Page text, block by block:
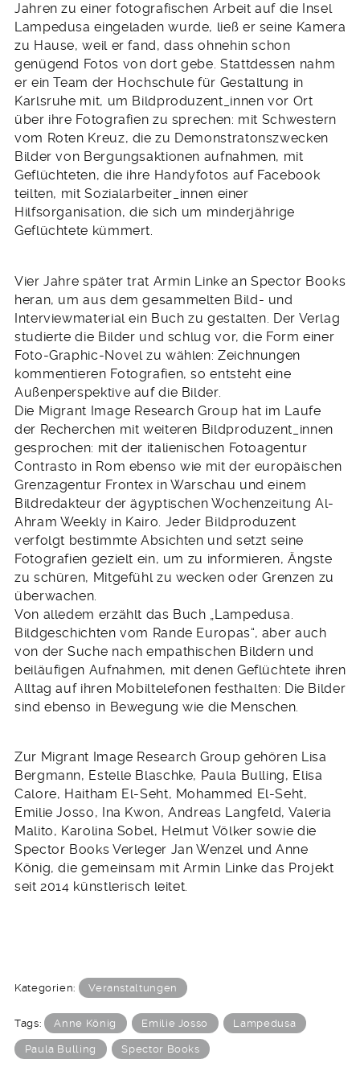
Jahren zu einer fotografischen Arbeit auf die Insel
Lampedusa eingeladen wurde, ließ er seine Kamera
zu Hause, weil er fand, dass ohnehin schon
genügend Fotos von dort gebe. Stattdessen nahm
er ein Team der Hochschule für Gestaltung in
Karlsruhe mit, um Bildproduzent_innen vor Ort
über ihre Fotografien zu sprechen: mit Schwestern
vom Roten Kreuz, die zu Demonstratonszwecken
Bilder von Bergungsaktionen aufnahmen, mit
Geflüchteten, die ihre Handyfotos auf Facebook
teilten, mit Sozialarbeiter_innen einer
Hilfsorganisation, die sich um minderjährige
Geflüchtete kümmert.
Vier Jahre später trat Armin Linke an Spector Books
heran, um aus dem gesammelten Bild- und
Interviewmaterial ein Buch zu gestalten. Der Verlag
studierte die Bilder und schlug vor, die Form einer
Foto-Graphic-Novel zu wählen: Zeichnungen
kommentieren Fotografien, so entsteht eine
Außenperspektive auf die Bilder.
Die Migrant Image Research Group hat im Laufe
der Recherchen mit weiteren Bildproduzent_innen
gesprochen: mit der italienischen Fotoagentur
Contrasto in Rom ebenso wie mit der europäischen
Grenzagentur Frontex in Warschau und einem
Bildredakteur der ägyptischen Wochenzeitung Al-
Ahram Weekly in Kairo. Jeder Bildproduzent
verfolgt bestimmte Absichten und setzt seine
Fotografien gezielt ein, um zu informieren, Ängste
zu schüren, Mitgefühl zu wecken oder Grenzen zu
überwachen.
Von alledem erzählt das Buch „Lampedusa.
Bildgeschichten vom Rande Europas“, aber auch
von der Suche nach empathischen Bildern und
beiläufigen Aufnahmen, mit denen Geflüchtete ihren
Alltag auf ihren Mobiltelefonen festhalten: Die Bilder
sind ebenso in Bewegung wie die Menschen.
Zur Migrant Image Research Group gehören Lisa
Bergmann, Estelle Blaschke, Paula Bulling, Elisa
Calore, Haitham El-Seht, Mohammed El-Seht,
Emilie Josso, Ina Kwon, Andreas Langfeld, Valeria
Malito, Karolina Sobel, Helmut Völker sowie die
Spector Books Verleger Jan Wenzel und Anne
König, die gemeinsam mit Armin Linke das Projekt
seit 2014 künstlerisch leitet.
Kategorien: Veranstaltungen
Tags: Anne König Emilie Josso Lampedusa
Paula Bulling Spector Books